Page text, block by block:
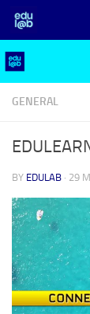
Skip to
GENERAL
BY EDULAB · 29